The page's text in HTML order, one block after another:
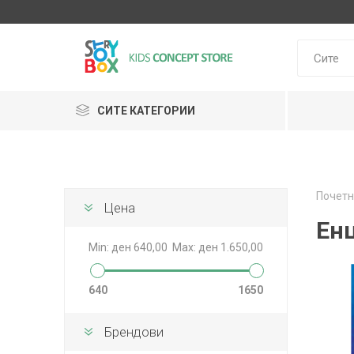
СИТЕ КАТЕГОРИИ
Janod
GLOBBER
Цена
Min: ден 640,00 Max: ден 1.650,00
640 1650
Брендови